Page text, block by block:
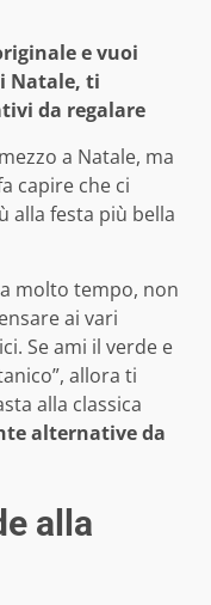
e vuoi
Natale, ti
da regalare
a Natale, ma
capire che ci
alla festa più bella
molto tempo, non
ai vari
Se ami il verde e
allora ti
alla classica
alternative da
alla